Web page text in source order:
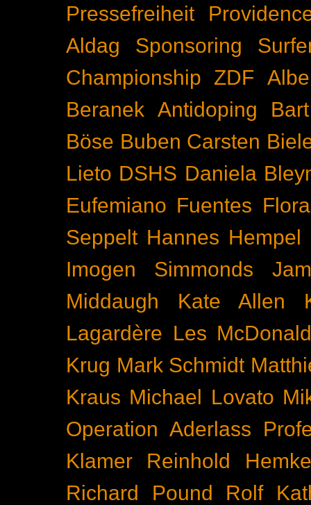
Pressefreiheit
Aldag
Sponsoring
Championship
ZDF
Beranek Antidoping
Böse Buben Carsten
Lieto DSHS Daniela
Eufemiano Fuentes
Seppelt Hannes Hempel
Imogen Simmonds
Middaugh
Kate Allen
Lagardère Les
Krug Mark Schmidt
Kraus Michael Lovato
Operation Aderlass
Klamer
Reinhold
Richard Pound
Rolf